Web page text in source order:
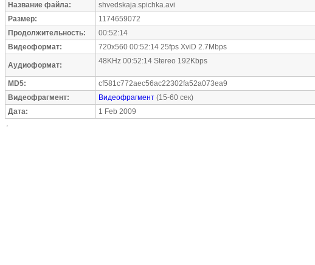
Название файла:
shvedskaja.spichka.avi
Размер:
1174659072
Продолжительность:
00:52:14
Видеоформат:
720x560 00:52:14 25fps XviD 2.7Mbps
Аудиоформат: 48KHz 00:52:14 Stereo 192Kbps
MD5:
cf581c772aec56ac22302fa52a073ea9
Видеофрагмент:
Видеофрагмент (15-60 сек)
Дата:
1 Feb 2009